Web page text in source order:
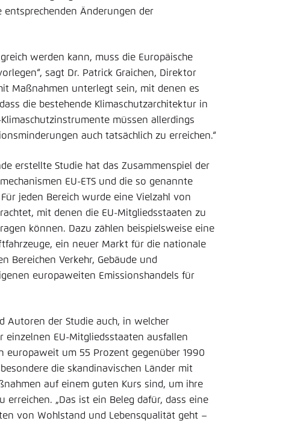
entsprechenden Änderungen der
werden kann, muss die Europäische
sagt Dr. Patrick Graichen, Direktor
Maßnahmen unterlegt sein, mit denen es
die bestehende Klimaschutzarchitektur in
müssen allerdings
auch tatsächlich zu erreichen.“
erstellte Studie hat das Zusammenspiel der
EU-ETS und die so genannte
jeden Bereich wurde eine Vielzahl von
mit denen die EU-Mitgliedsstaaten zu
können. Dazu zählen beispielsweise eine
ein neuer Markt für die nationale
Bereichen Verkehr, Gebäude und
europaweiten Emissionshandels für
Autoren der Studie auch, in welcher
einzelnen EU-Mitgliedsstaaten ausfallen
europaweit um 55 Prozent gegenüber 1990
die skandinavischen Länder mit
auf einem guten Kurs sind, um ihre
erreichen. „Das ist ein Beleg dafür, dass eine
von Wohlstand und Lebensqualität geht –